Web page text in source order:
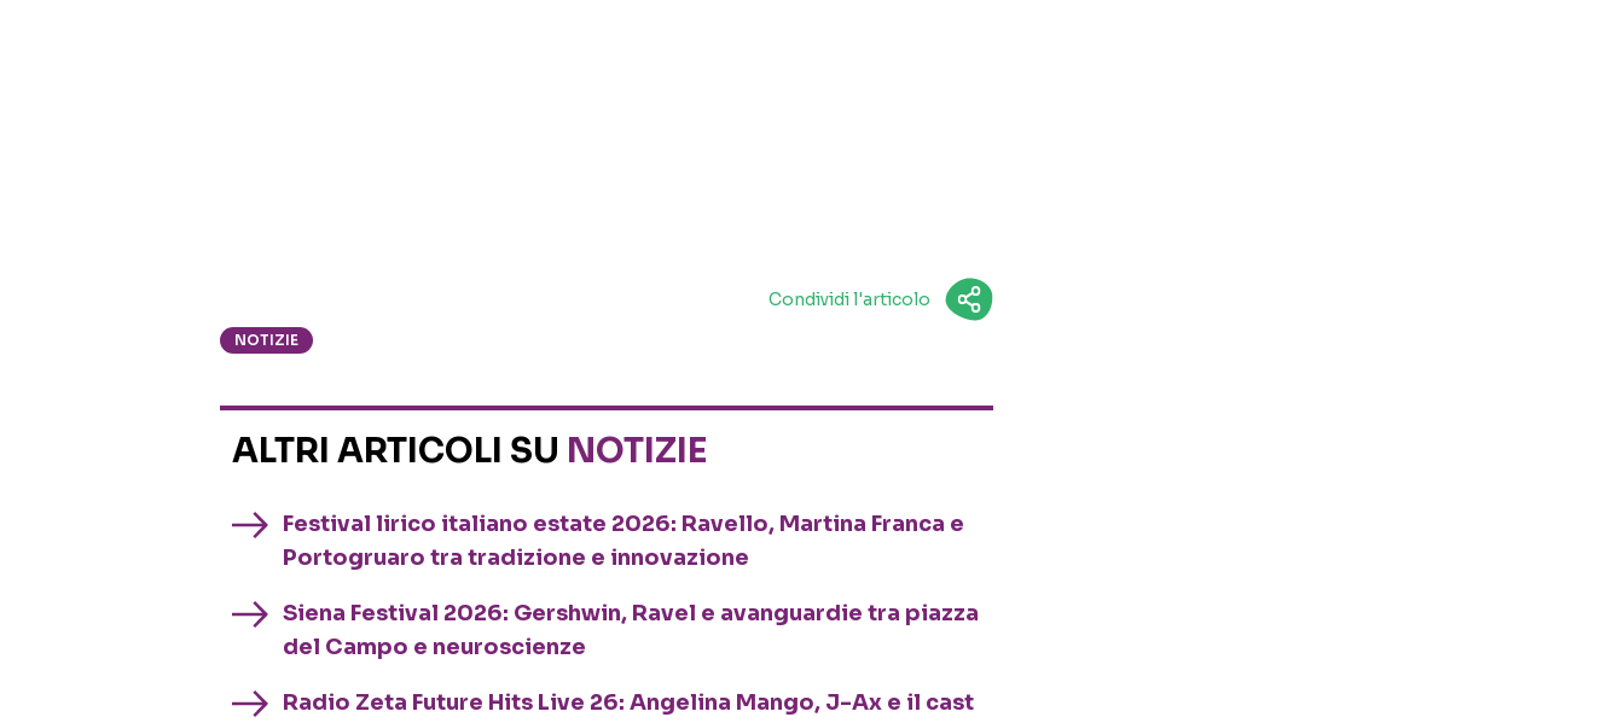
Condividi l'articolo
NOTIZIE
ALTRI ARTICOLI SU NOTIZIE
Festival lirico italiano estate 2026: Ravello, Martina Franca e
Portogruaro tra tradizione e innovazione
Siena Festival 2026: Gershwin, Ravel e avanguardie tra piazza
del Campo e neuroscienze
Radio Zeta Future Hits Live 26: Angelina Mango, J-Ax e il cast